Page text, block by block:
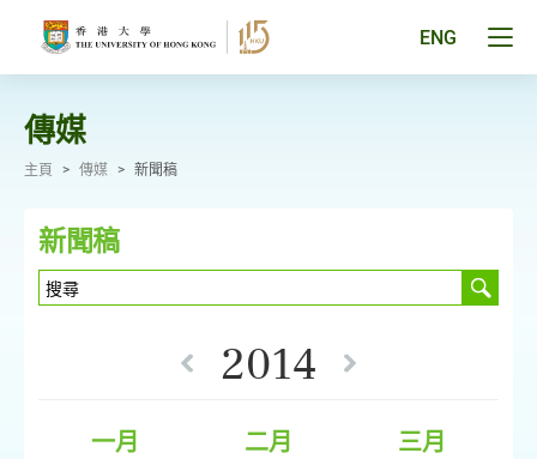
ENG
傳媒
主頁 > 傳媒 > 新聞稿
新聞稿
2014
一月 二月
三月